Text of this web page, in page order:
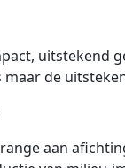
uitstekend
de
aan